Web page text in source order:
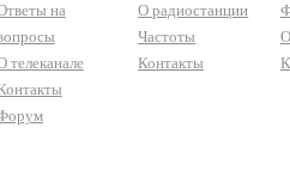
на
телеканале
О радиостанции
Частоты
Контакты